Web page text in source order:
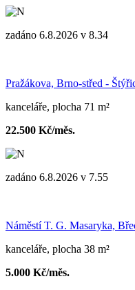
zadáno 6.8.2026 v 8.34
Pražákova, Brno-střed -
kanceláře, plocha 71 m²
22.500 Kč/měs.
zadáno 6.8.2026 v 7.55
Náměstí T. G. Masaryka,
kanceláře, plocha 38 m²
5.000 Kč/měs.